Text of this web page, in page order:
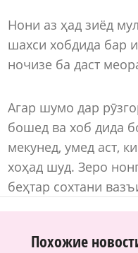
Нони аз ҳад зиёд
шахси хобдида бар
ночизе ба даст
Агар шумо дар
бошед ва хоб дида
мекунед, умед аст,
хоҳад шуд. Зеро
беҳтар сохтани
Похожие